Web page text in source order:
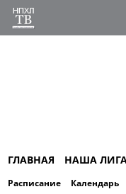
ГЛАВНАЯ НАША
Расписание Календарь